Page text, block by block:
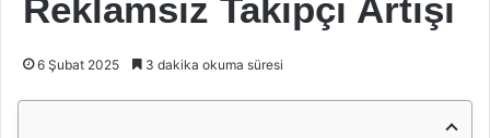
Reklamsız Takipçi Artışı
6 Şubat 2025 3 dakika okuma süresi